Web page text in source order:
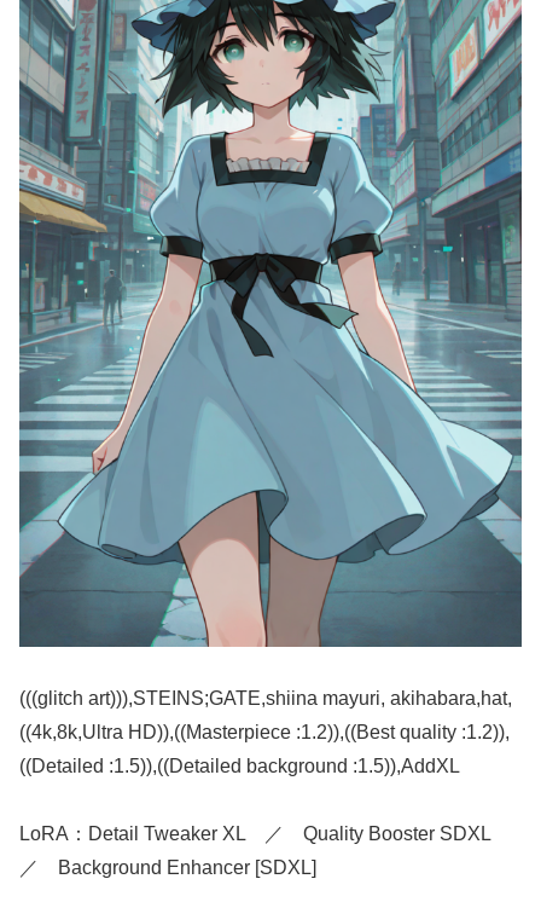
(((glitch art))),STEINS;GATE,shiina mayuri, akihabara,hat,
((4k,8k,Ultra HD)),((Masterpiece :1.2)),((Best quality :1.2)),
((Detailed :1.5)),((Detailed background :1.5)),AddXL
LoRA：Detail Tweaker XL ／ Quality Booster SDXL
／ Background Enhancer [SDXL]